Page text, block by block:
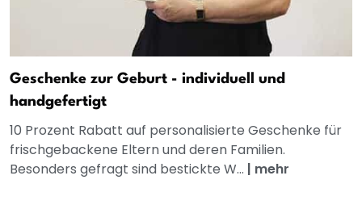
Geschenke zur Geburt - individuell und
handgefertigt
10 Prozent Rabatt auf personalisierte Geschenke für
frischgebackene Eltern und deren Familien.
Besonders gefragt sind bestickte W... | mehr